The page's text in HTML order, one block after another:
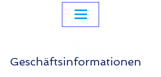
Geschäftsinformationen